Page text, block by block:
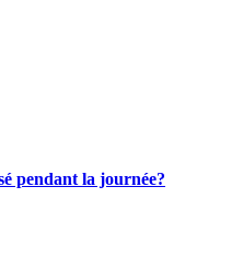
pendant la journée?